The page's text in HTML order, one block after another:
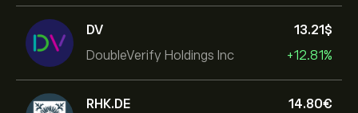
DV
DoubleVerify Holdings Inc
13.21‎$‎
+12.81%
RHK.DE
14.80‎€‎